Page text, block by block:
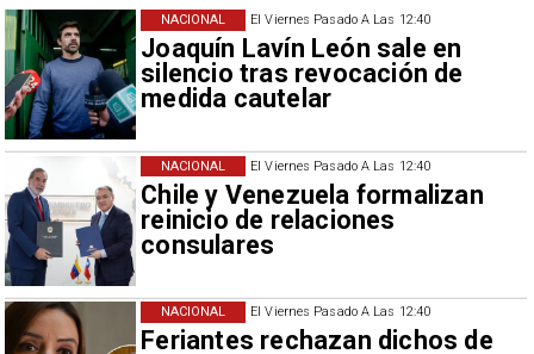
El Viernes Pasado A Las 12:40
Joaquín Lavín León sale en
silencio tras revocación de
medida cautelar
NACIONAL
El Viernes Pasado A Las 12:40
Chile y Venezuela formalizan
reinicio de relaciones
consulares
NACIONAL
El Viernes Pasado A Las 12:40
Feriantes rechazan dichos de
NACIONAL